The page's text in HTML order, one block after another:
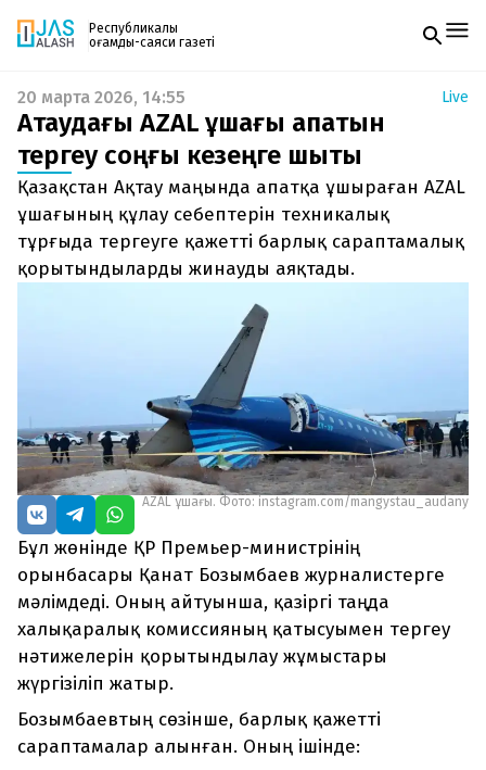
Республикалық
қоғамдық-саяси газеті
Жаңалықтар
Спорт
Live
Руханият
Аймақ
Архив
Заң және тәртіп
Редакциямен байланыс
zhasalash100@gmail.com
Газетке жазылу
PDF форматтағы газетті ай сайын электронды
поштаңызға алып отырыңыз. Жаңа нөмір
шыққан сәтте сізге бірден жіберіледі. Тек email
енгізіңіз, біз қалғанын өзіміз жібереміз.
20 марта 2026, 14:55 Live
Ақтаудағы AZAL ұшағы апатын
тергеу соңғы кезеңге шықты
Қазақстан Ақтау маңында апатқа ұшыраған AZAL
ұшағының құлау себептерін техникалық
тұрғыда тергеуге қажетті барлық сараптамалық
қорытындыларды жинауды аяқтады.
AZAL ұшағы. Фото: instagram.com/mangystau_audany
Бұл жөнінде ҚР Премьер-министрінің
орынбасары Қанат Бозымбаев журналистерге
мәлімдеді. Оның айтуынша, қазіргі таңда
халықаралық комиссияның қатысуымен тергеу
нәтижелерін қорытындылау жұмыстары
жүргізіліп жатыр.
Бозымбаевтың сөзінше, барлық қажетті
сараптамалар алынған. Оның ішінде: